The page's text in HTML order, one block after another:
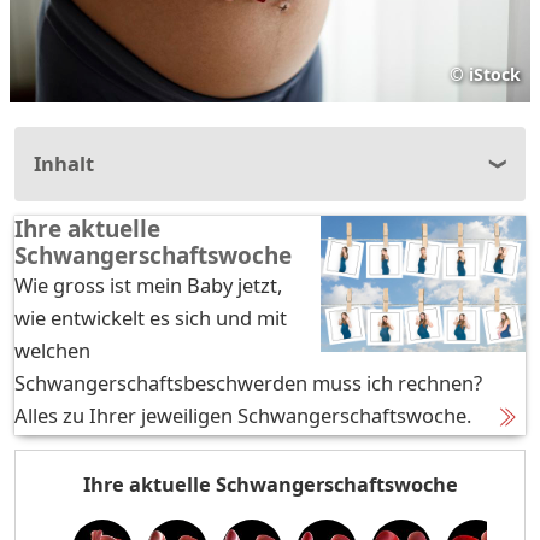
© iStock
Inhalt
Ihre aktuelle
Schwangerschaftswoche
Wie gross ist mein Baby jetzt,
wie entwickelt es sich und mit
welchen
Schwangerschaftsbeschwerden muss ich rechnen?
Alles zu Ihrer jeweiligen Schwangerschaftswoche.
Ihre aktuelle Schwangerschaftswoche